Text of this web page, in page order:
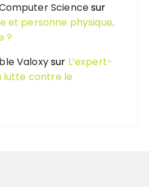
Sciencesur
et personne physique,
?
Valoxysur L’expert-
contre le